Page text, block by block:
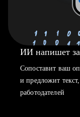
ИИ напишет за
Сопоставит ваш
и предложит
работодателей